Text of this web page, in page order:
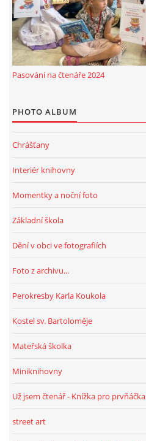
Pasování na čtenáře 2024
PHOTO ALBUM
Chrášťany
Interiér knihovny
Momentky a noční foto
Základní škola
Dění v obci ve fotografiích
Foto z archivu...
Perokresby Karla Koukola
Kostel sv. Bartoloměje
Mateřská školka
Miniknihovny
Už jsem čtenář - Knížka pro prvňáčka
street art